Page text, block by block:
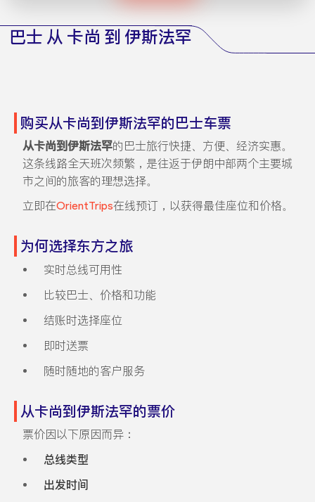
巴士 从 卡尚 到 伊斯法罕
购买从卡尚到伊斯法罕的巴士车票
从卡尚到伊斯法罕的巴士旅行快捷、方便、经济实惠。
这条线路全天班次频繁，是往返于伊朗中部两个主要城
市之间的旅客的理想选择。
立即在OrientTrips在线预订，以获得最佳座位和价格。
为何选择东方之旅
实时总线可用性
比较巴士、价格和功能
结账时选择座位
即时送票
随时随地的客户服务
从卡尚到伊斯法罕的票价
票价因以下原因而异：
总线类型
出发时间